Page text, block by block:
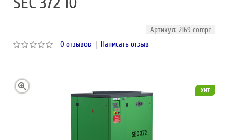
Артикул: 2169 compr
0 отзывов | Написать отзыв
хит